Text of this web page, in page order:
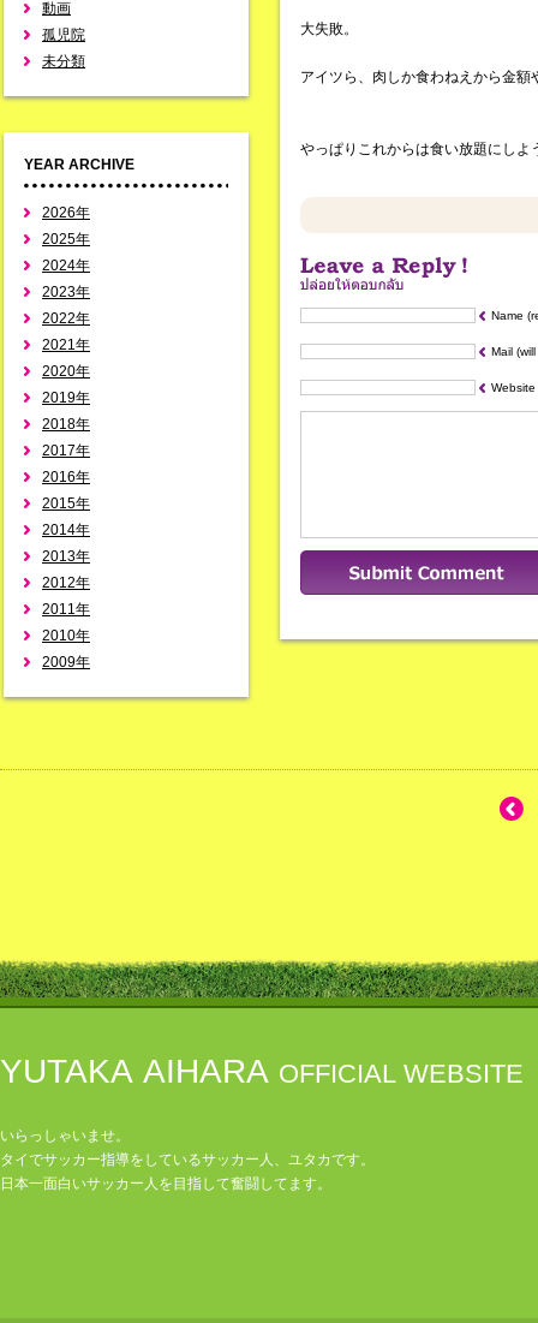
動画
孤児院
未分類
YEAR ARCHIVE
2026年
2025年
2024年
2023年
2022年
2021年
2020年
2019年
2018年
2017年
2016年
2015年
2014年
2013年
2012年
2011年
2010年
2009年
大失敗。
アイツら、肉しか食わねえから金額
やっぱりこれからは食い放題にしよ
Name
Mail
Website
YUTAKA AIHARA OFFICIAL WEBSITE
いらっしゃいませ。
タイでサッカー指導をしているサッカー人、ユタカです。
日本一面白いサッカー人を目指して奮闘してます。